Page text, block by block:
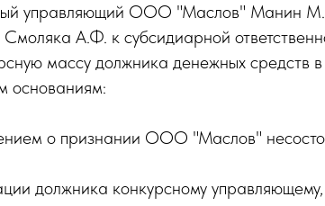
управляющий ООО "Маслов" Манин
А.Ф. к субсидиарной
массу должника денежных средств
о признании ООО "Маслов"
должника конкурсному